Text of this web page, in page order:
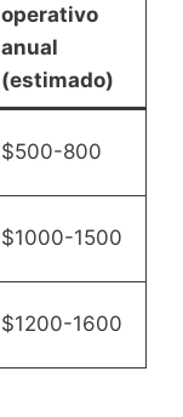
operativo
anual
(estimado)
$500-800
$1000-1500
$1200-1600